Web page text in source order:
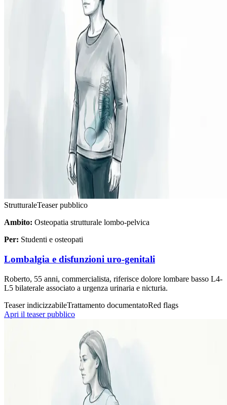
StrutturaleTeaser pubblico
Ambito: Osteopatia strutturale lombo-pelvica
Per: Studenti e osteopati
Lombalgia e disfunzioni uro-genitali
Roberto, 55 anni, commercialista, riferisce dolore lombare basso L4-
L5 bilaterale associato a urgenza urinaria e nicturia.
Teaser indicizzabileTrattamento documentatoRed flags
Apri il teaser pubblico